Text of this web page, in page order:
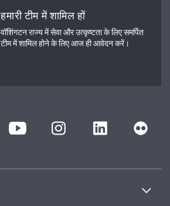
हमारी टीम में शामिल हों
वॉशिंगटन राज्य में सेवा और उत्कृष्टता के लिए समर्पित
टीम में शामिल होने के लिए आज ही आवेदन करें।